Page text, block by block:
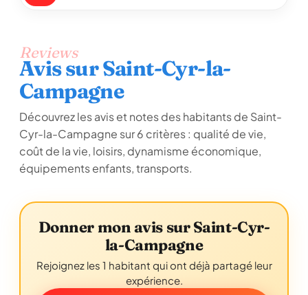
Reviews
Avis sur Saint-Cyr-la-
Campagne
Découvrez les avis et notes des habitants de Saint-
Cyr-la-Campagne sur 6 critères : qualité de vie,
coût de la vie, loisirs, dynamisme économique,
équipements enfants, transports.
Donner mon avis sur Saint-Cyr-
la-Campagne
Rejoignez les 1 habitant qui ont déjà partagé leur
expérience.